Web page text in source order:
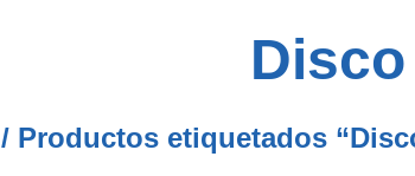
/ Productos etiquetados